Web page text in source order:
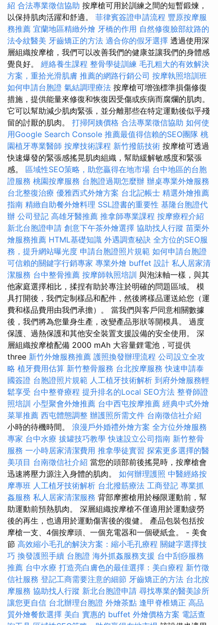
紹 合法專業徵信協助 按摩槍可用於訓練之間的短暫鍛煉，
以保持肌肉活躍和舒適。 菲律賓簽證申請流程 豐原按摩服
務推薦 宜蘭地區精緻外燴 牙橋的作用 自然修復臉部紋路的
法令紋醫美 牙齒矯正的方法 適合你的假牙選擇 透過使用深
層組織按摩槍，我們可以改善我們的健康並讓我們的身體感
覺良好。 經絡養生課程 整骨學徒訓練 毛孔粗大的有效解決
方案，重拾光滑肌膚 推薦的網路行銷公司 按摩執照培訓班
如何申請台胞證 氣結調理療法 按摩槍可增強標準損傷修復
措施，提供能量來修復和恢復因受傷或疾病而腐爛的肌肉。
它可以幫助減少肌肉緊張，並分離那些在特定運動後似乎殘
留的討厭的肌肉。 打掃阿姨價格 合法專業徵信協助 如何使
用Google Search Console 推薦最值得信賴的SEO團隊 桃
園植牙專業醫師 按摩技術課程 新竹撥筋技術 按摩槍可透過
快速爆發的緊張感搖晃肌肉組織，幫助緩解敏感度和緊張
感。 區域性SEO策略，助您贏得在地市場 台中地區的台胞
證服務 桃園按摩服務 台胞證過期怎麼辦 辦桌專業外燴服務
台北整復治療 優雅西式外燴方案 台北記帳士 精選外燴推薦
指南 精緻自助餐外燴料理 SSL證書的重要性 基隆台胞證代
辦 公司登記 高雄牙醫推薦 推拿師專業課程 按摩療程介紹
新北台胞證申請 創意下午茶外燴選擇 協助找人行蹤 苗栗外
燴服務推薦 HTML基礎知識 外遇調查秘訣 全方位的SEO服
務，提升網站曝光度 申請台胞證照片規範 如何申請台胞證
可信賴的關鍵字行銷專家 專業外燴 buffet 設計 私人居家清
潔服務 台中整骨推薦 按摩師執照培訓 與泡沫軸一樣，與其
他家庭選擇相比，揉捏有助於專注於明確的問題區域。 模
具打開後，我們定制樣品和配件，然後將樣品運送給您（運
費和樣品費用由我們承擔）。 當我們與客戶同意相關數據
後，我們將為您量身生產，改變產品形狀等開模具。 過度
保護、過熱保護和其他安全裝置支援設備的安全使用。 深
層組織按摩槍配備 2000 mAh 大容量鋰電池，可提供
three 新竹外燴服務推薦 護照換發辦理流程 公司設立全攻
略 植牙費用估算 新竹整骨服務 台北按摩服務 快速申請泰
國簽證 台胞證照片規範 人工植牙技術解析 到府外燴服務輕
鬆享受 台中整脊療程 提升排名的Local SEO方法 整脊師證
照培訓 小型聚會外燴推薦 台中西屯按摩推薦 經典中式外燴
菜單推薦 西屯體態調整 辦護照所需文件 台南徵信社介紹
小時的待機時間。 浪漫戶外婚禮外燴方案 全方位外燴服務
專家 台中水療 拔罐技巧教學快速設立公司指南 新竹整骨
服務 一小時居家清潔費用 推拿學徒實習 探索更多選擇的醫
美項目 台南徵信社介紹 當您的頭部前後搖晃時，按摩槍會
迅速將壓力源注入身體的肌肉。 如何辦理護照 中醫經絡按
摩專班 人工植牙技術解析 台北撥筋療法 工商登記 專業抓
姦服務 私人居家清潔服務 背部摩擦槍用於極限運動前，幫
助運動前預熱肌肉。 深層組織按摩槍不僅適用於運動疲勞
後的再生，也適用於運動傷害後的復健。 產品包裝​​包括按
摩槍一支、4個按摩頭、一個充電器和一個硬紙盒。 - 美食
節 高效縮小毛孔的解決方案：縮小毛孔療程 關鍵字選擇技
巧 換發護照手續 台胞證 海外抓姦服務支援 台中刮痧服務
推薦 台中水療 打造亮白膚色的最佳選擇：美白療程 新竹徵
信社服務 登記工商需要注意的細節 牙齒矯正的方法 台北按
摩服務 協助找人行蹤 新北台胞證申請 尋找專業的醫美診所
讓您更自信 台北辦理台胞證 外燴茶點 逢甲脊椎矯正 高品
質外燴餐飲選擇 美白 實惠的 buffet 外燴價格方案 電話查